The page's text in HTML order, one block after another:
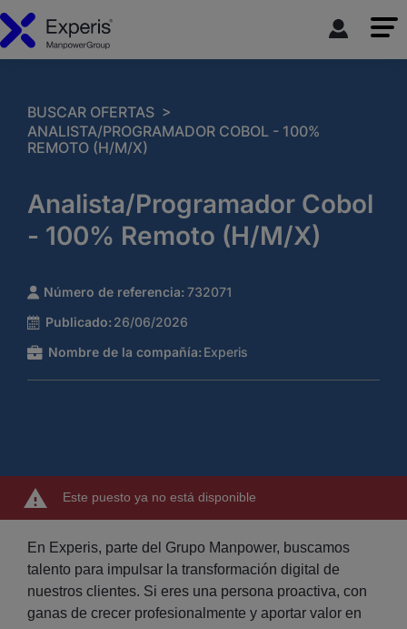
BUSCAR OFERTAS >
ANALISTA/PROGRAMADOR COBOL - 100%
REMOTO (H/M/X)
Analista/Programador Cobol
- 100% Remoto (H/M/X)
Número de referencia: 732071
Publicado: 26/06/2026
Nombre de la compañía: Experis
Este puesto ya no está disponible
En Experis, parte del Grupo Manpower, buscamos
talento para impulsar la transformación digital de
nuestros clientes. Si eres una persona proactiva, con
ganas de crecer profesionalmente y aportar valor en